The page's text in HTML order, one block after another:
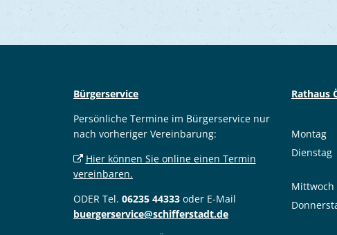
Bürgerservice
Persönliche Termine im Bürgerservice nur
nach vorheriger Vereinbarung:
Hier können Sie online einen Termin
vereinbaren.
ODER Tel. 06235 44333 oder E-Mail
buergerservice@schifferstadt.de
Rathaus
Montag
Dienstag
Mittwoch